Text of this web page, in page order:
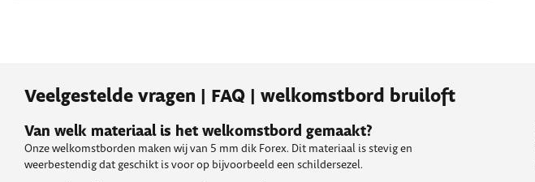
Veelgestelde vragen | FAQ | welkomstbord bruiloft
Van welk materiaal is het welkomstbord gemaakt?
Onze welkomstborden maken wij van 5 mm dik Forex. Dit materiaal is stevig en
weerbestendig dat geschikt is voor op bijvoorbeeld een schildersezel.